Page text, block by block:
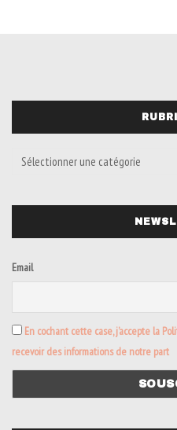
Email
En cochant cette case, j’accepte la
recevoir des informations de notre part